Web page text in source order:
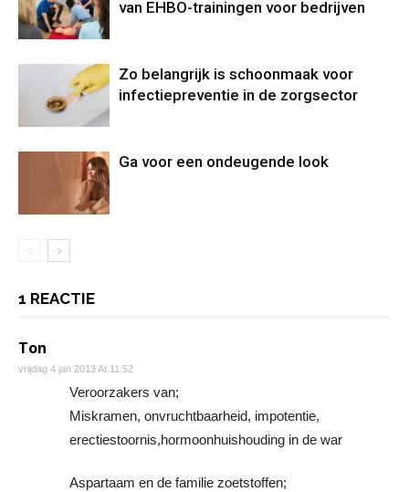
van EHBO-trainingen voor bedrijven
Zo belangrijk is schoonmaak voor
infectiepreventie in de zorgsector
Ga voor een ondeugende look
1 REACTIE
Ton
vrijdag 4 jan 2013 At 11:52
Veroorzakers van;
Miskramen, onvruchtbaarheid, impotentie,
erectiestoornis,hormoonhuishouding in de war
Aspartaam en de familie zoetstoffen;